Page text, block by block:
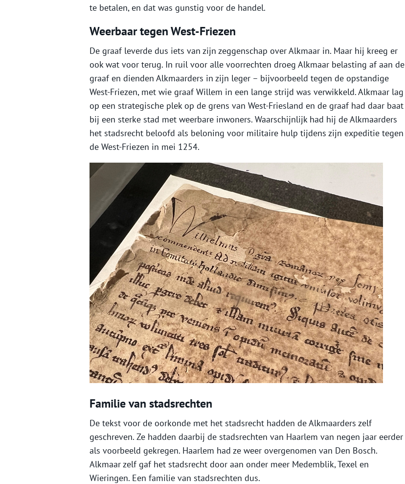
te betalen, en dat was gunstig voor de handel.
Weerbaar tegen West-Friezen
De graaf leverde dus iets van zijn zeggenschap over Alkmaar in. Maar hij kreeg er
ook wat voor terug. In ruil voor alle voorrechten droeg Alkmaar belasting af aan de
graaf en dienden Alkmaarders in zijn leger – bijvoorbeeld tegen de opstandige
West-Friezen, met wie graaf Willem in een lange strijd was verwikkeld. Alkmaar lag
op een strategische plek op de grens van West-Friesland en de graaf had daar baat
bij een sterke stad met weerbare inwoners. Waarschijnlijk had hij de Alkmaarders
het stadsrecht beloofd als beloning voor militaire hulp tijdens zijn expeditie tegen
de West-Friezen in mei 1254.
Familie van stadsrechten
De tekst voor de oorkonde met het stadsrecht hadden de Alkmaarders zelf
geschreven. Ze hadden daarbij de stadsrechten van Haarlem van negen jaar eerder
als voorbeeld gekregen. Haarlem had ze weer overgenomen van Den Bosch.
Alkmaar zelf gaf het stadsrecht door aan onder meer Medemblik, Texel en
Wieringen. Een familie van stadsrechten dus.